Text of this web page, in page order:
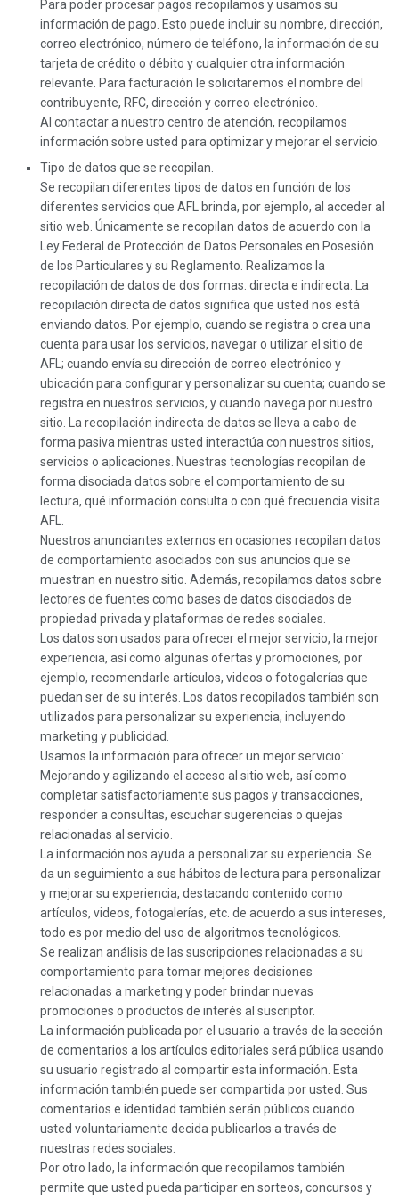
Para poder procesar pagos recopilamos y usamos su
información de pago. Esto puede incluir su nombre, dirección,
correo electrónico, número de teléfono, la información de su
tarjeta de crédito o débito y cualquier otra información
relevante. Para facturación le solicitaremos el nombre del
contribuyente, RFC, dirección y correo electrónico.
Al contactar a nuestro centro de atención, recopilamos
información sobre usted para optimizar y mejorar el servicio.
Tipo de datos que se recopilan.
Se recopilan diferentes tipos de datos en función de los
diferentes servicios que AFL brinda, por ejemplo, al acceder al
sitio web. Únicamente se recopilan datos de acuerdo con la
Ley Federal de Protección de Datos Personales en Posesión
de los Particulares y su Reglamento. Realizamos la
recopilación de datos de dos formas: directa e indirecta. La
recopilación directa de datos significa que usted nos está
enviando datos. Por ejemplo, cuando se registra o crea una
cuenta para usar los servicios, navegar o utilizar el sitio de
AFL; cuando envía su dirección de correo electrónico y
ubicación para configurar y personalizar su cuenta; cuando se
registra en nuestros servicios, y cuando navega por nuestro
sitio. La recopilación indirecta de datos se lleva a cabo de
forma pasiva mientras usted interactúa con nuestros sitios,
servicios o aplicaciones. Nuestras tecnologías recopilan de
forma disociada datos sobre el comportamiento de su
lectura, qué información consulta o con qué frecuencia visita
AFL.
Nuestros anunciantes externos en ocasiones recopilan datos
de comportamiento asociados con sus anuncios que se
muestran en nuestro sitio. Además, recopilamos datos sobre
lectores de fuentes como bases de datos disociados de
propiedad privada y plataformas de redes sociales.
Los datos son usados para ofrecer el mejor servicio, la mejor
experiencia, así como algunas ofertas y promociones, por
ejemplo, recomendarle artículos, videos o fotogalerías que
puedan ser de su interés. Los datos recopilados también son
utilizados para personalizar su experiencia, incluyendo
marketing y publicidad.
Usamos la información para ofrecer un mejor servicio:
Mejorando y agilizando el acceso al sitio web, así como
completar satisfactoriamente sus pagos y transacciones,
responder a consultas, escuchar sugerencias o quejas
relacionadas al servicio.
La información nos ayuda a personalizar su experiencia. Se
da un seguimiento a sus hábitos de lectura para personalizar
y mejorar su experiencia, destacando contenido como
artículos, videos, fotogalerías, etc. de acuerdo a sus intereses,
todo es por medio del uso de algoritmos tecnológicos.
Se realizan análisis de las suscripciones relacionadas a su
comportamiento para tomar mejores decisiones
relacionadas a marketing y poder brindar nuevas
promociones o productos de interés al suscriptor.
La información publicada por el usuario a través de la sección
de comentarios a los artículos editoriales será pública usando
su usuario registrado al compartir esta información. Esta
información también puede ser compartida por usted. Sus
comentarios e identidad también serán públicos cuando
usted voluntariamente decida publicarlos a través de
nuestras redes sociales.
Por otro lado, la información que recopilamos también
permite que usted pueda participar en sorteos, concursos y